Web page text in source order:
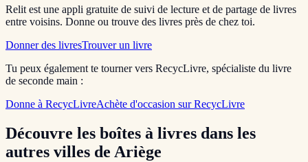
Relit est une appli gratuite de suivi de lecture et de partage de livres
entre voisins. Donne ou trouve des livres près de chez toi.
Donner des livresTrouver un livre
Tu peux également te tourner vers RecycLivre, spécialiste du livre
de seconde main :
Donne à RecycLivreAchète d'occasion sur RecycLivre
Découvre les boîtes à livres dans les
autres villes de Ariège